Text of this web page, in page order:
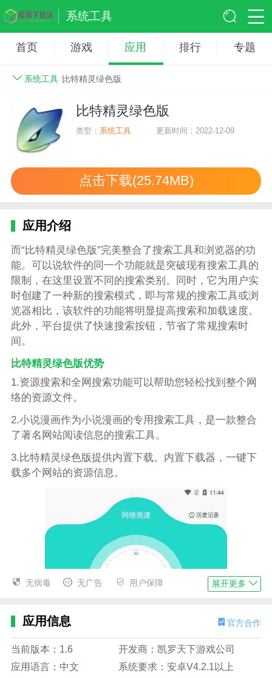
系统工具
首页 游戏 应用 排行 专题
系统工具 比特精灵绿色版
比特精灵绿色版
类型： 系统工具 更新时间：2022-12-09
点击下载(25.74MB)
应用介绍
而“比特精灵绿色版”完美整合了搜索工具和浏览器的功
能。可以说软件的同一个功能就是突破现有搜索工具的
限制，在这里设置不同的搜索类别。同时，它为用户实
时创建了一种新的搜索模式，即与常规的搜索工具或浏
览器相比，该软件的功能将明显提高搜索和加载速度。
此外，平台提供了快速搜索按钮，节省了常规搜索时
间。
比特精灵绿色版优势
1.资源搜索和全网搜索功能可以帮助您轻松找到整个网
络的资源文件。
2.小说漫画作为小说漫画的专用搜索工具，是一款整合
了著名网站阅读信息的搜索工具。
3.比特精灵绿色版提供内置下载。内置下载器，一键下
载多个网站的资源信息。
无病毒 无广告 用户保障 展开更多
应用信息 官方合作
当前版本：1.6
开发商：凯罗天下游戏公司
应用语言：中文
系统要求：安卓V4.2.1以上